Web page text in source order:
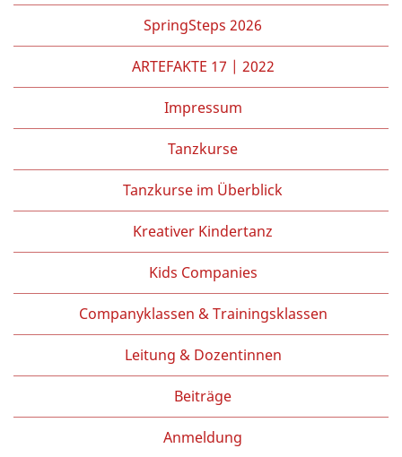
Partner/Freunde
Kontakt
SpringSteps 2026
ARTEFAKTE 17 | 2022
Impressum
Tanzkurse
Tanzkurse im Überblick
Kreativer Kindertanz
Kids Companies
Companyklassen & Trainingsklassen
Leitung & Dozentinnen
Beiträge
Anmeldung